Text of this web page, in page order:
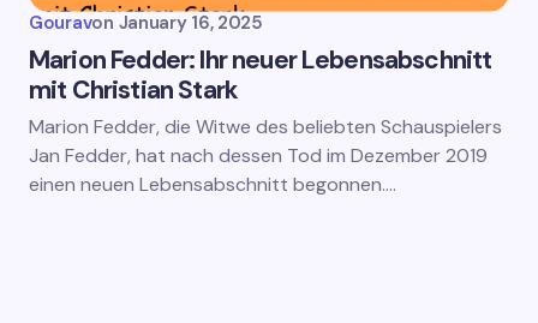
Gouravon January 16, 2025
Marion Fedder: Ihr neuer Lebensabschnitt
mit Christian Stark
Marion Fedder, die Witwe des beliebten Schauspielers
Jan Fedder, hat nach dessen Tod im Dezember 2019
einen neuen Lebensabschnitt begonnen.…